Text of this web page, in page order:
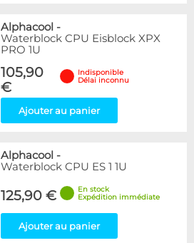
Alphacool -
Waterblock CPU Eisblock XPX
PRO 1U
105,90
€
Indisponible
Délai inconnu
Ajouter au panier
Alphacool -
Waterblock CPU ES 1 1U
125,90 €
En stock
Expédition immédiate
Ajouter au panier